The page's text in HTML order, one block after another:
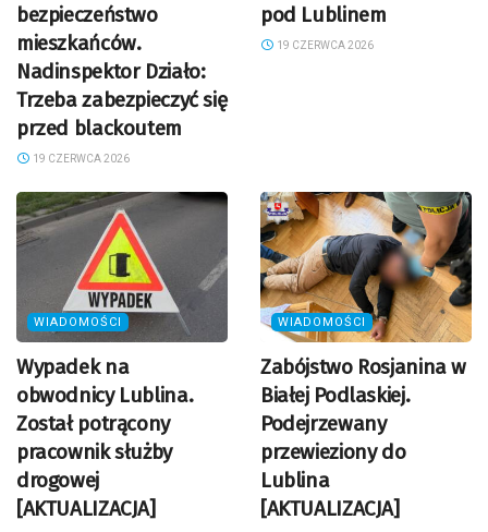
bezpieczeństwo
mieszkańców.
Nadinspektor Działo:
Trzeba zabezpieczyć się
przed blackoutem
19 CZERWCA 2026
pod Lublinem
19 CZERWCA 2026
WIADOMOŚCI
Wypadek na
obwodnicy Lublina.
Został potrącony
pracownik służby
drogowej
[AKTUALIZACJA]
WIADOMOŚCI
Zabójstwo Rosjanina w
Białej Podlaskiej.
Podejrzewany
przewieziony do
Lublina
[AKTUALIZACJA]